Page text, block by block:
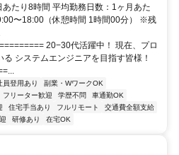
たり8時間 平均勤務日数：1ヶ月あた
〜18:00（休憩時間 1時間00分） ※残
20−30代活躍中！ 現在、プロ
システムエンジニアを目指す皆様！
員登用あり
副業・WワークOK
フリーター歓迎 学歴不問
車通勤OK
住宅手当あり フルリモート
交通費全額支給
研修あり 在宅OK